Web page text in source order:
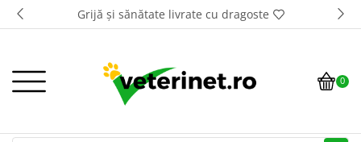
cu dragoste Transport GRATUIT la
0